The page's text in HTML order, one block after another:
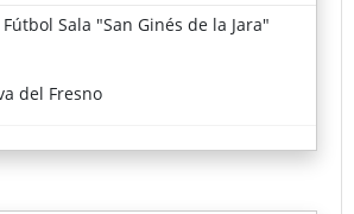
Sala "San Ginés de la Jara"
del Fresno